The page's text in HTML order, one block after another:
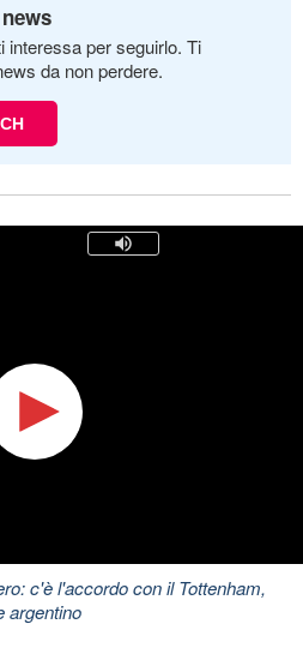
interessa per seguirlo. Ti
da non perdere.
c'è l'accordo con il Tottenham,
argentino